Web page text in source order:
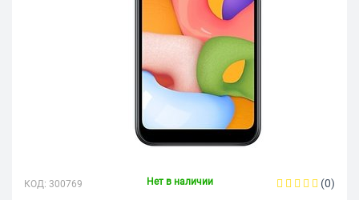
КОД: 300769 Нет в наличии (0)